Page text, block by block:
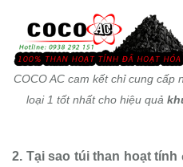
COCO AC cam kết chỉ cung
loại 1 tốt nhất cho hiệu quả
2. Tại sao túi than hoạt